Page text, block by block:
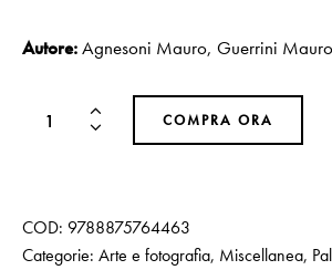
Autore:Agnesoni Mauro, Guerrini Mauro
COMPRA ORA
COD: 9788875764463
Categorie: Arte e fotografia, Miscellanea,